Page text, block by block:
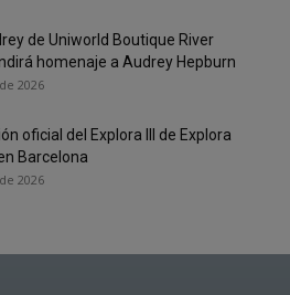
de Uniworld Boutique River
homenaje a Audrey Hepburn
2026
oficial del Explora III de Explora
Barcelona
2026